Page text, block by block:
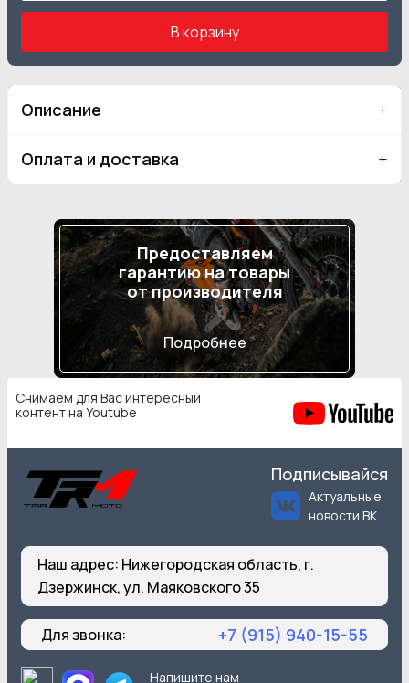
В корзину
Описание
Оплата и доставка
Предоставляем
гарантию на товары
от производителя
Подробнее
Снимаем для Вас интересный
контент на Youtube
Подписывайся
Актуальные
новости ВК
Наш адрес: Нижегородская область, г.
Дзержинск, ул. Маяковского 35
Для звонка: +7 (915) 940-15-55
Напишите нам